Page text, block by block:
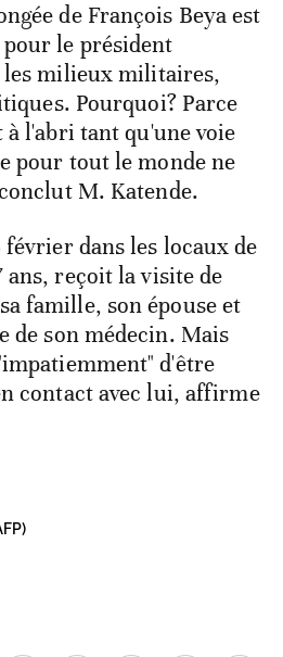
de François Beya est
le président
les milieux militaires,
Pourquoi? Parce
à l'abri tant qu'une voie
pour tout le monde ne
M. Katende.
dans les locaux de
ans, reçoit la visite de
famille, son épouse et
de son médecin. Mais
d'être
contact avec lui, affirme